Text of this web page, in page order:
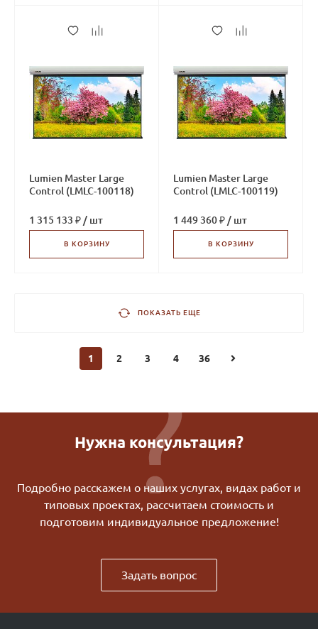
Lumien Master Large
Control (LMLC-100118)
1 315 133 ₽ / шт
В КОРЗИНУ
Lumien Master Large
Control (LMLC-100119)
1 449 360 ₽ / шт
В КОРЗИНУ
ПОКАЗАТЬ ЕЩЕ
1 2 3 4 36
Нужна консультация?
Подробно расскажем о наших услугах, видах работ и
типовых проектах, рассчитаем стоимость и
подготовим индивидуальное предложение!
Задать вопрос